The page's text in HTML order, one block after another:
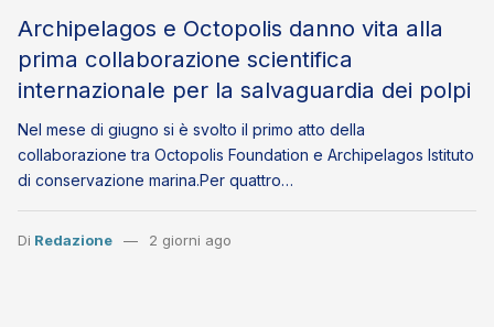
Archipelagos e Octopolis danno vita alla
prima collaborazione scientifica
internazionale per la salvaguardia dei polpi
Nel mese di giugno si è svolto il primo atto della
collaborazione tra Octopolis Foundation e Archipelagos Istituto
di conservazione marina.Per quattro…
Di Redazione 2 giorni ago